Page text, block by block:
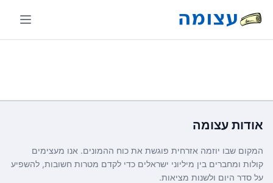
אודות עצומה
המקום שבו יוזמה אזרחית פוגשת את כוח ההמונים. אנו מעצימים
קולות ומחברים בין מיליוני ישראלים כדי לקדם מטרות חשובות, להשפיע
על סדר היום ולשנות מציאות.